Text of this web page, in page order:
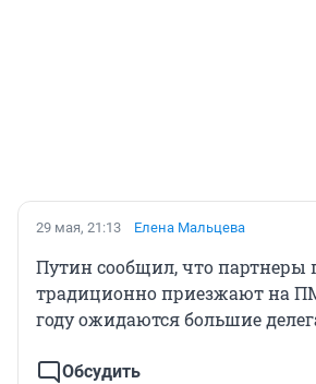
29 мая, 21:13 Елена Мальцева
Путин сообщил, что партнеры
традиционно приезжают на
году ожидаются большие
Обсудить